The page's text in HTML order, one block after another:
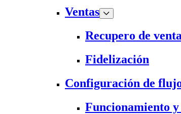
Ventas
Recupero de
Fidelización
Configuración de
Funcionamiento y